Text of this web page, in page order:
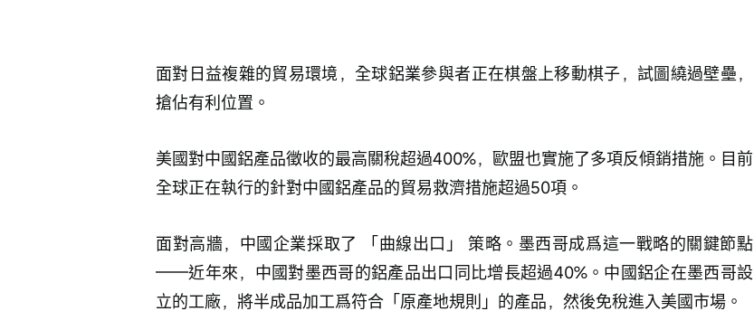
面對日益複雜的貿易環境，全球鋁業參與者正在棋盤上移動棋子，試圖繞過壁壘，
搶佔有利位置。
美國對中國鋁產品徵收的最高關稅超過400%，歐盟也實施了多項反傾銷措施。目前
全球正在執行的針對中國鋁產品的貿易救濟措施超過50項。
面對高牆，中國企業採取了 「曲線出口」 策略。墨西哥成爲這一戰略的關鍵節點
——近年來，中國對墨西哥的鋁產品出口同比增長超過40%。中國鋁企在墨西哥設
立的工廠，將半成品加工爲符合「原產地規則」的產品，然後免稅進入美國市場。